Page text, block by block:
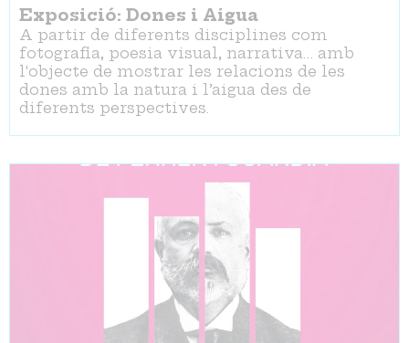
Exposició: Dones i Aigua
A partir de diferents disciplines com
fotografia, poesia visual, narrativa… amb
l'objecte de mostrar les relacions de les
dones amb la natura i l’aigua des de
diferents perspectives.